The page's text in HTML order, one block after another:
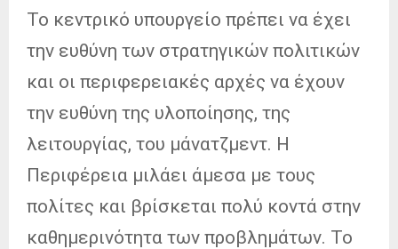
Το κεντρικό υπουργείο πρέπει να έχει
την ευθύνη των στρατηγικών πολιτικών
και οι περιφερειακές αρχές να έχουν
την ευθύνη της υλοποίησης, της
λειτουργίας, του μάνατζμεντ. Η
Περιφέρεια μιλάει άμεσα με τους
πολίτες και βρίσκεται πολύ κοντά στην
καθημερινότητα των προβλημάτων. Το